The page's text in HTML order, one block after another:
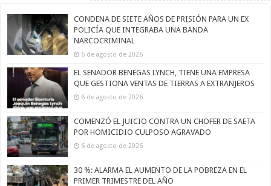
CONDENA DE SIETE AÑOS DE PRISIÓN PARA UN EX
POLICÍA QUE INTEGRABA UNA BANDA
NARCOCRIMINAL
6 de agosto de 2026
EL SENADOR BENEGAS LYNCH, TIENE UNA EMPRESA
QUE GESTIONA VENTAS DE TIERRAS A EXTRANJEROS
6 de agosto de 2026
COMENZÓ EL JUICIO CONTRA UN CHOFER DE SAETA
POR HOMICIDIO CULPOSO AGRAVADO
6 de agosto de 2026
30 %: ALARMA EL AUMENTO DE LA POBREZA EN EL
PRIMER TRIMESTRE DEL AÑO